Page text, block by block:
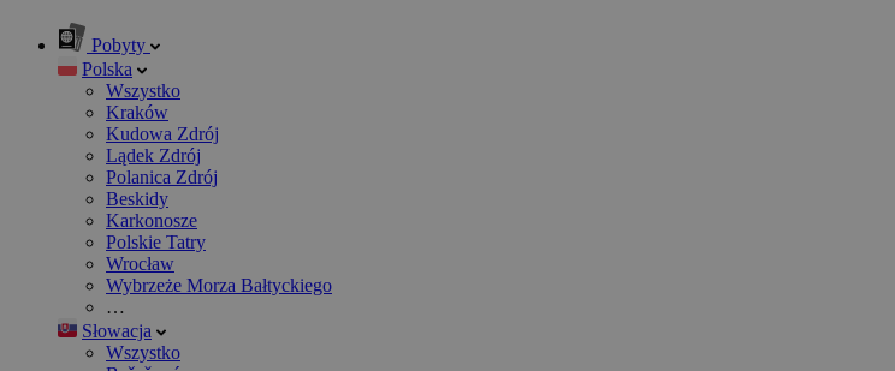
Pobyty
Polska
Wszystko
Kraków
Kudowa Zdrój
Lądek Zdrój
Polanica Zdrój
Beskidy
Karkonosze
Polskie Tatry
Wrocław
Wybrzeże Morza Bałtyckiego
…
Słowacja
Wszystko